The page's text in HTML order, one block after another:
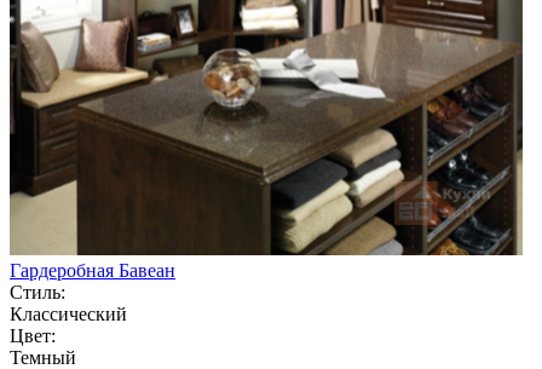
Гардеробная Бавеан
Стиль:
Классический
Цвет:
Темный